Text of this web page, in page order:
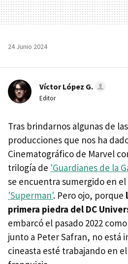
24 Junio 2024
Víctor López G.
Editor
Tras brindarnos algunas de
producciones que nos ha
Cinematográfico de Marvel
trilogía de 'Guardianes de la
se encuentra sumergido en
'Superman'. Pero ojo, porque
primera piedra del DC
embarcó el pasado 2022
junto a Peter Safran, no está
cineasta esté trabajando en